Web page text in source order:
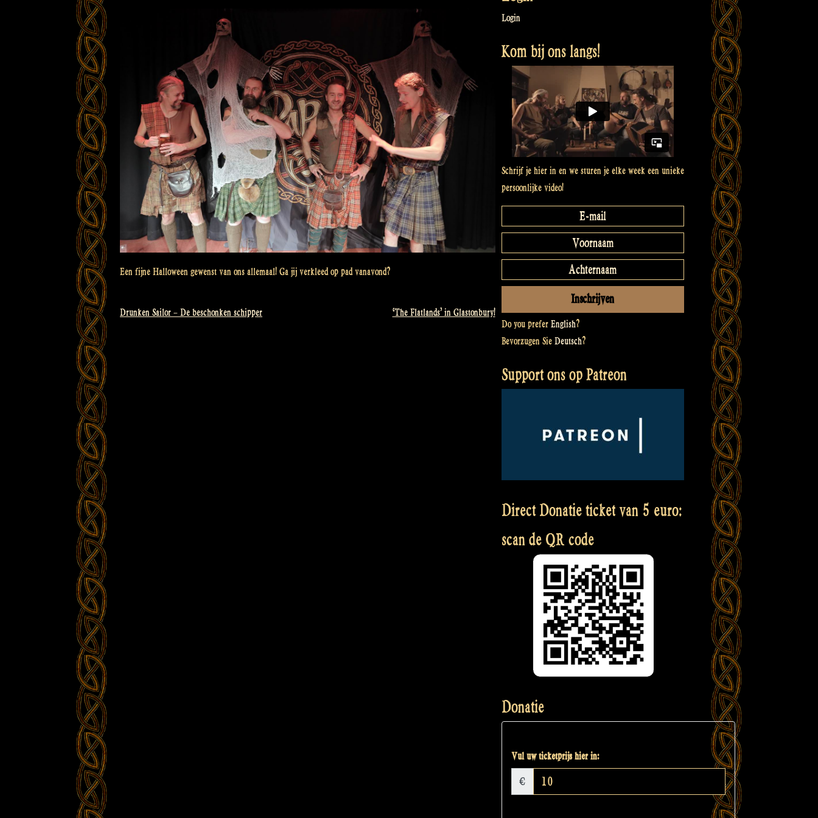
Een fijne Halloween gewenst van ons allemaal! Ga jij verkleed op pad vanavond?
Bericht
Drunken Sailor – De beschonken schipper ‘The Flatlands’ in Glastonbury!
Login
Kom bij ons langs!
Schrijf je hier in en we sturen je elke week een unieke
persoonlijke video!
Do you prefer English?
Bevorzugen Sie Deutsch?
Support ons op Patreon
Direct Donatie ticket van 5 euro:
scan de QR code
Donatie
Vul uw ticketprijs hier in:
€